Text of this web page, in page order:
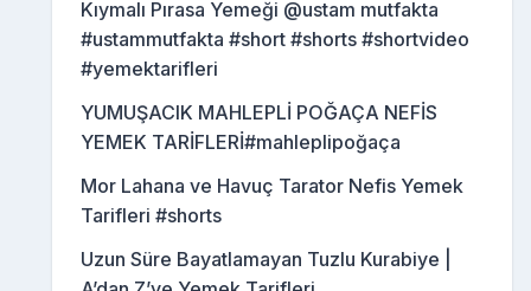
Kıymalı Pırasa Yemeği @ustam mutfakta
#ustammutfakta #short #shorts #shortvideo
#yemektarifleri
YUMUŞACIK MAHLEPLİ POĞAÇA NEFİS
YEMEK TARİFLERİ#mahleplipoğaça
Mor Lahana ve Havuç Tarator Nefis Yemek
Tarifleri #shorts
Uzun Süre Bayatlamayan Tuzlu Kurabiye |